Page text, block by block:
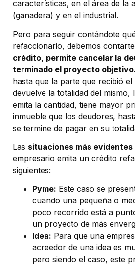
características, en el área de la
(ganadera) y en el industrial.
Pero para seguir contándote
refaccionario, debemos
crédito, permite cancelar la
terminado el proyecto objetivo.
hasta que la parte que recibió el
devuelve la totalidad del mismo,
emita la cantidad, tiene mayor
inmueble que los deudores,
se termine de pagar en su
Las situaciones más evidentes
empresario emita un crédito
siguientes:
Pyme: Este caso se
cuando una pequeña o
poco recorrido está a
un proyecto de más
Idea: Para que una
acreedor de una idea es
pero siendo el caso, este